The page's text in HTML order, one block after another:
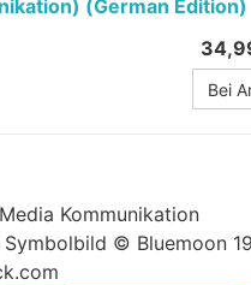
(German Edition)
Bei
Kommunikation
© Bluemoon